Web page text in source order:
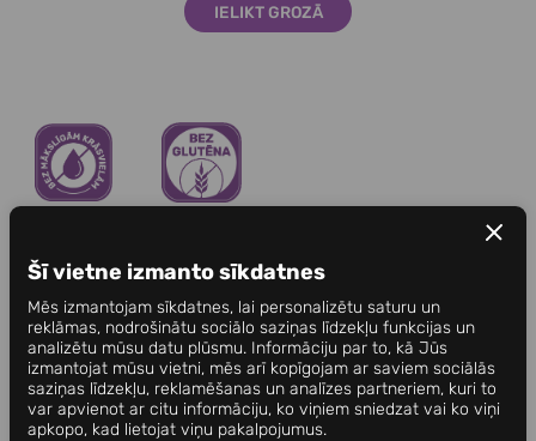
Šī vietne izmanto sīkdatnes
Mēs izmantojam sīkdatnes, lai personalizētu saturu un
reklāmas, nodrošinātu sociālo saziņas līdzekļu funkcijas un
analizētu mūsu datu plūsmu. Informāciju par to, kā Jūs
izmantojat mūsu vietni, mēs arī kopīgojam ar saviem sociālās
saziņas līdzekļu, reklamēšanas un analīzes partneriem, kuri to
var apvienot ar citu informāciju, ko viņiem sniedzat vai ko viņi
apkopo, kad lietojat viņu pakalpojumus.
IELIKT GROZĀ